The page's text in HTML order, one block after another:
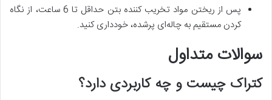
پس از ریختن مواد تخریب کننده بتن حداقل تا 6 ساعت، از نگاه
کردن مستقیم به چاله‌ای پرشده، خودداری کنید.
سوالات متداول
کتراک چیست و چه کاربردی دارد؟